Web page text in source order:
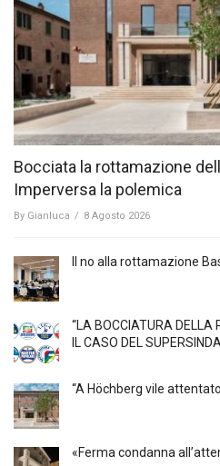
Bocciata la rottamazione
Imperversa la polemica
By Gianluca / 8 Agosto 2026
Il no alla rottamazione
“LA BOCCIATURA DELLA
IL CASO DEL
“A Höchberg vile
«Ferma condanna